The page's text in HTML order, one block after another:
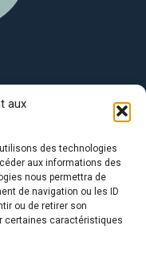
aux
des technologies
aux informations des
nous permettra de
de navigation ou les ID
ou de retirer son
certaines caractéristiques